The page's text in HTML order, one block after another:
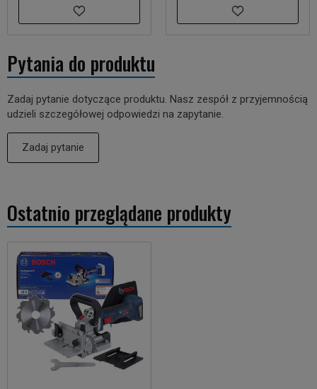
Pytania do produktu
Zadaj pytanie dotyczące produktu. Nasz zespół z przyjemnością
udzieli szczegółowej odpowiedzi na zapytanie.
Zadaj pytanie
Ostatnio przeglądane produkty